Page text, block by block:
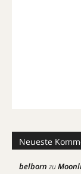
Neueste
belborn zu